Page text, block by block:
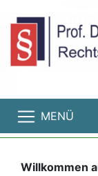
MENÜ
Willkommen